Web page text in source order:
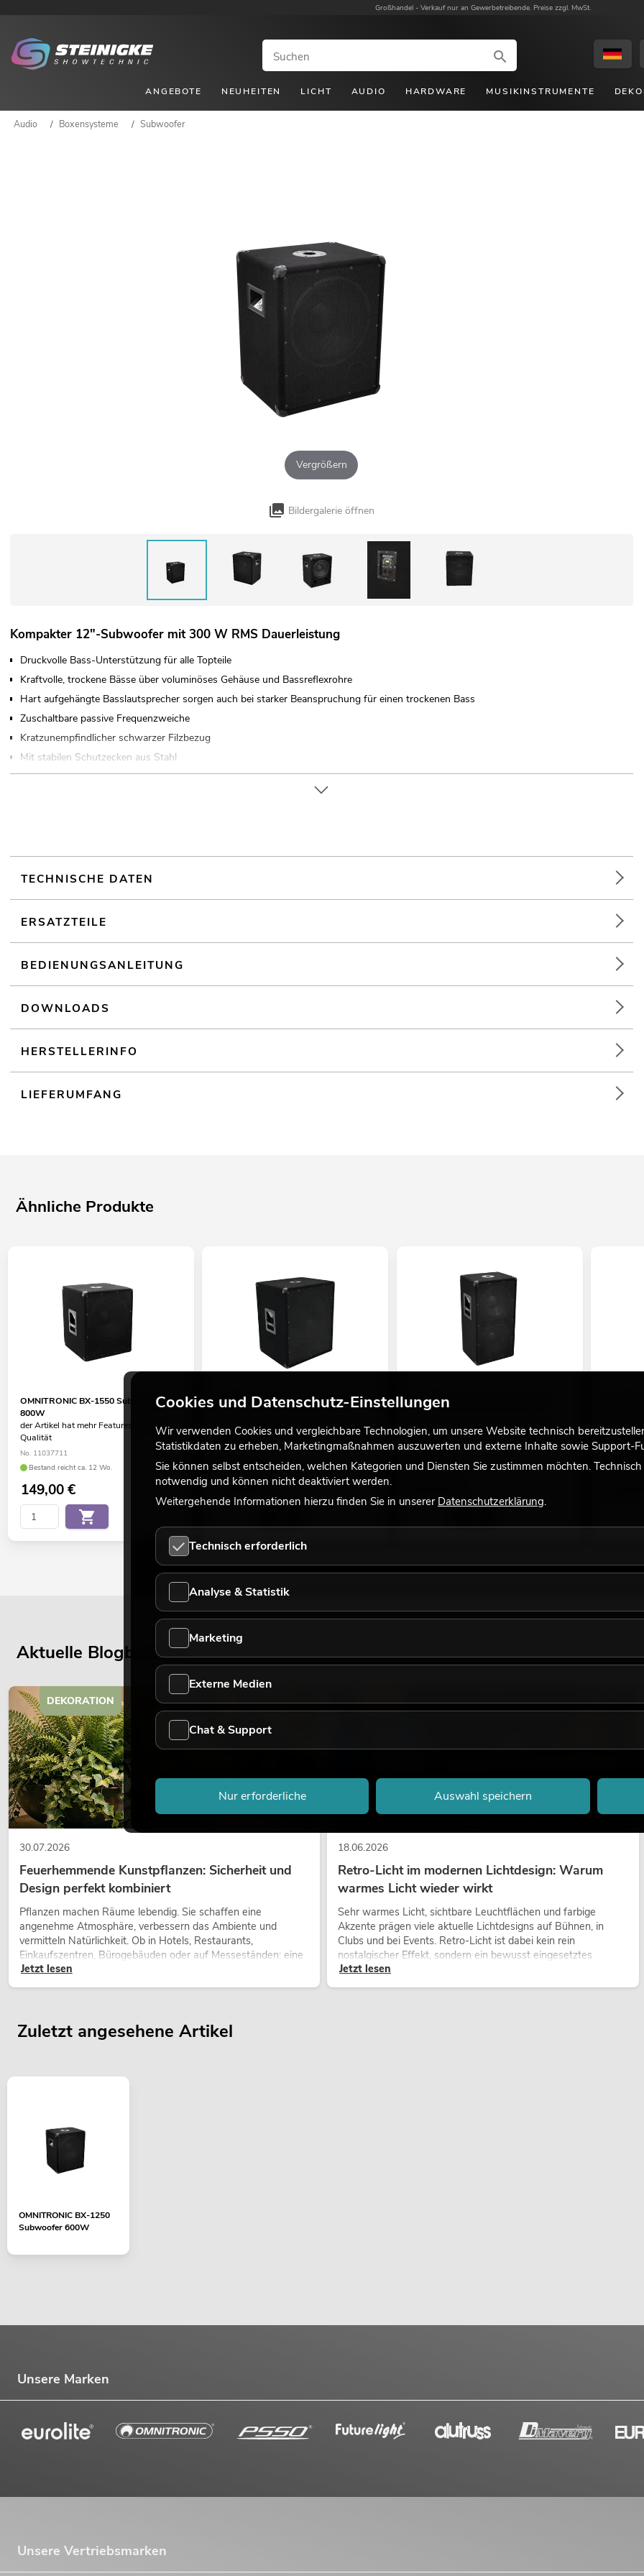
Großhandel - Verkauf nur an Gewerbetreibende. Preise zzgl. MwSt.
ANGEBOTE NEUHEITEN LICHT AUDIO HARDWARE MUSIKINSTRUMENTE
Audio / Boxensysteme / Subwoofer
Vergrößern
Bildergalerie öffnen
Kompakter 12"-Subwoofer mit 300 W RMS Dauerleistung
Druckvolle Bass-Unterstützung für alle Topteile
Kraftvolle, trockene Bässe über voluminöses Gehäuse und Bassreflexrohre
Hart aufgehängte Basslautsprecher sorgen auch bei starker Beanspruchung für einen trockenen Bass
Zuschaltbare passive Frequenzweiche
Kratzunempfindlicher schwarzer Filzbezug
Mit stabilen Schutzecken aus Stahl
Metallgitter in schwarz
Für Anwendungsgebiete wie zum Beispiel: Mobile DJs / Alleinunterhalter; Clubs/Tanzschulen
TECHNISCHE DATEN
ERSATZTEILE
BEDIENUNGSANLEITUNG
DOWNLOADS
HERSTELLERINFO
LIEFERUMFANG
Ähnliche Produkte
OMNITRONIC BX-1550 Subwoofer
800W
der Artikel hat mehr Features, gleiche
Qualität
No. 11037711
Bestand reicht ca. 12 Wo.
149,00€
OMNITRONIC BX-1850 Subwoofer
der Artikel hat mehr Features, gleiche
Qualität
No. 11037731
Bestand reicht ca. 12 Wo.
199,00€
OMNITRONIC BX-2250 Subwoofer
800W
der Artikel hat mehr Features, gleiche
Qualität
No. 11037745
Bestand reicht ca. 12 Wo.
der Artikel
Qualität
No.
Bestand
Aktuelle Blogbeiträge
30.07.2026
Feuerhemmende Kunstpflanzen: Sicherheit und
Design perfekt kombiniert
Pflanzen machen Räume lebendig. Sie schaffen eine
angenehme Atmosphäre, verbessern das Ambiente und
vermitteln Natürlichkeit. Ob in Hotels, Restaurants,
Einkaufszentren, Bürogebäuden oder auf Messeständen: eine
hochwertige Begrünung gehört heute längst zum modernen
Raumkonzept.
Jetzt lesen
DEKORATION
18.06.2026
Retro-Licht im modernen Lichtdesign: Warum
warmes Licht wieder wirkt
Sehr warmes Licht, sichtbare Leuchtflächen und farbige
Akzente prägen viele aktuelle Lichtdesigns auf Bühnen, in
Clubs und bei Events. Retro-Licht ist dabei kein rein
nostalgischer Effekt, sondern ein bewusst eingesetztes
Gestaltungsmittel: Es schafft Atmosphäre, gibt Szenen
Charakter und kann technische LED-Setups emotionaler
Jetzt lesen
LICHT
Zuletzt angesehene Artikel
OMNITRONIC BX-1250
Subwoofer 600W
Unsere Marken
Unsere Vertriebsmarken
Cookies und Datenschutz-Einstellungen
Wir verwenden Cookies und vergleichbare Technologien, um unsere Website technisch
Statistikdaten zu erheben, Marketingmaßnahmen auszuwerten und externe Inhalte sowie Support-
Sie können selbst entscheiden, welchen Kategorien und Diensten Sie zustimmen möchten.
notwendig und können nicht deaktiviert werden.
Weitergehende Informationen hierzu finden Sie in unserer Datenschutzerklärung.
Technisch erforderlich
Analyse & Statistik
Marketing
Externe Medien
Chat & Support
Nur erforderliche Auswahl speichern